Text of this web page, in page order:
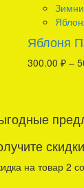
Яблоня
300.00 ₽ –
на товар 2